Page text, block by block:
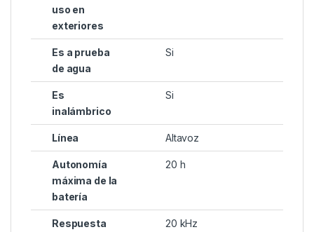
uso en
exteriores
Es a prueba
de agua
Si
Es
inalámbrico
Si
Línea Altavoz
Autonomía
máxima de la
batería
20 h
Respuesta
20 kHz